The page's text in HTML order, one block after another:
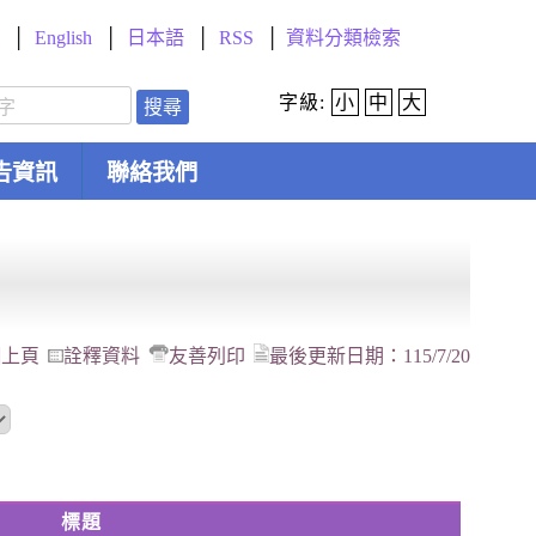
English 日本語 RSS 資料分類檢索
搜尋 字級: 小 中 大
資訊 聯絡我們
頁 詮釋資料 友善列印 最後更新日期： 115/7/20
標題